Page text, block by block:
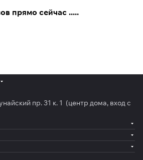
прямо сейчас .....
пр. 31 к. 1 (центр дома, вход с